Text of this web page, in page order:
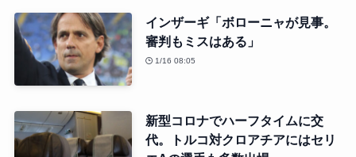
インザーギ「ボローニャが見事。
審判もミスはある」
1/16 08:05
新型コロナでハーフタイムに交
代。トルコ対クロアチアにはセリ